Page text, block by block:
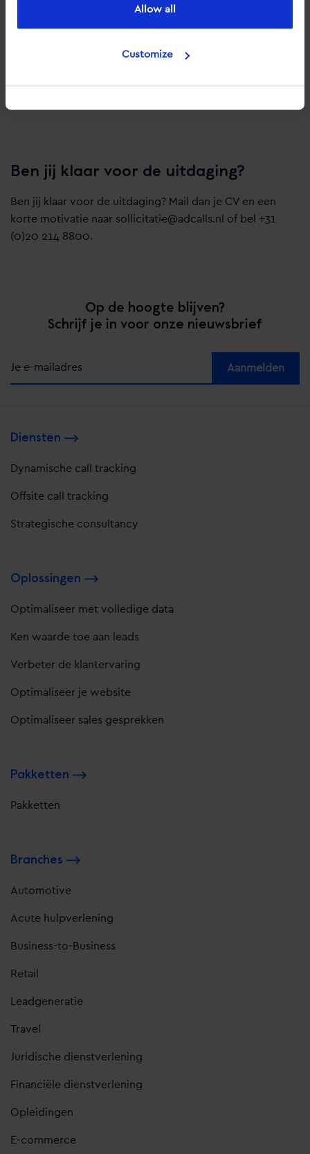
Allow all
Customize
Ben jij klaar voor de uitdaging?
Ben jij klaar voor de uitdaging? Mail dan je CV en een
korte motivatie naar sollicitatie@adcalls.nl of bel +31
(0)20 214 8800.
Op de hoogte blijven?
Schrijf je in voor onze nieuwsbrief
Diensten
Dynamische call tracking
Offsite call tracking
Strategische consultancy
Oplossingen
Optimaliseer met volledige data
Ken waarde toe aan leads
Verbeter de klantervaring
Optimaliseer je website
Optimaliseer sales gesprekken
Pakketten
Pakketten
Branches
Automotive
Acute hulpverlening
Business-to-Business
Retail
Leadgeneratie
Travel
Juridische dienstverlening
Financiële dienstverlening
Opleidingen
E-commerce